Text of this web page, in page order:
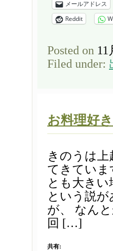
メールアドレス
Reddit
Posted on 11
Filed under:
お料理好
きのうは上
てきていま
とも大き
という説
が、 なん
回 […]
共有: